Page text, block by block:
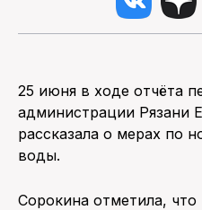
Политика
О НАС
25 июня в ходе отчёта
администрации Рязани
рассказала о мерах по
воды.
Сорокина отметила,